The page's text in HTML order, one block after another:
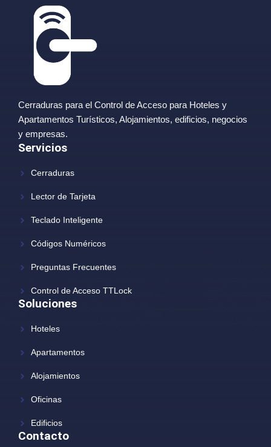
Cerraduras para el Control de Acceso para Hoteles y
Apartamentos Turísticos, Alojamientos, edificios, negocios
y empresas.
Servicios
Cerraduras
Lector de Tarjeta
Teclado Inteligente
Códigos Numéricos
Preguntas Frecuentes
Control de Acceso TTLock
Soluciones
Hoteles
Apartamentos
Alojamientos
Oficinas
Edificios
Contacto